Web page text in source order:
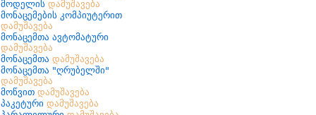
მოდელის დამუშავება
მონაცემების კომპიუტერით
დამუშავება
მონაცემთა ავტომატური
დამუშავება
მონაცემთა დამუშავება
მონაცემთა "ღრუბელში"
დამუშავება
მოწვით დამუშავება
პაკეტური დამუშავება